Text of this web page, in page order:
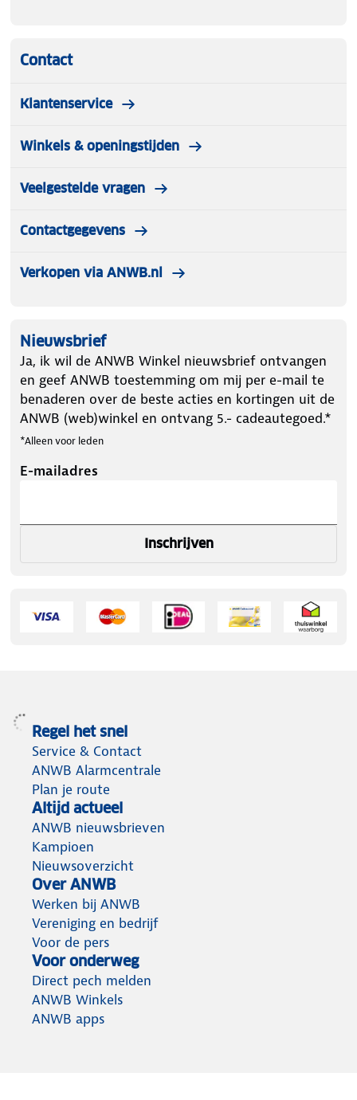
Contact
Klantenservice
Winkels & openingstijden
Veelgestelde vragen
Contactgegevens
Verkopen via ANWB.nl
Nieuwsbrief
Ja, ik wil de ANWB Winkel nieuwsbrief ontvangen
en geef ANWB toestemming om mij per e-mail te
benaderen over de beste acties en kortingen uit de
ANWB (web)winkel en ontvang 5.- cadeautegoed.*
*Alleen voor leden
E-mailadres
Inschrijven
Regel het snel
Service & Contact
ANWB Alarmcentrale
Plan je route
Altijd actueel
ANWB nieuwsbrieven
Kampioen
Nieuwsoverzicht
Over ANWB
Werken bij ANWB
Vereniging en bedrijf
Voor de pers
Voor onderweg
Direct pech melden
ANWB Winkels
ANWB apps